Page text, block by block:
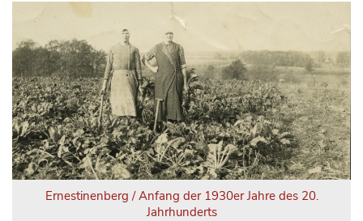
Ernestinenberg / Anfang der 1930er Jahre des 20.
Jahrhunderts